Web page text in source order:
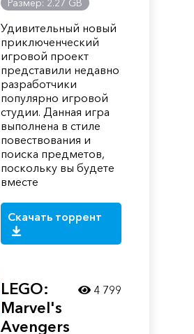
Размер: 2.27 GB
Удивительный новый
приключенческий
игровой проект
представили недавно
разработчики
популярно игровой
студии. Данная игра
выполнена в стиле
повествования и
поиска предметов,
поскольку вы будете
вместе
Скачать торрент
LEGO:
Marvel's
Avengers
4 799